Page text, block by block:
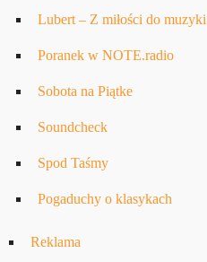
Lubert – Z miłości do muzyki
Poranek w NOTE.radio
Sobota na Piątke
Soundcheck
Spod Taśmy
Pogaduchy o klasykach
Reklama